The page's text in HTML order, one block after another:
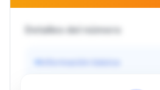
Detalles del número
Información básica